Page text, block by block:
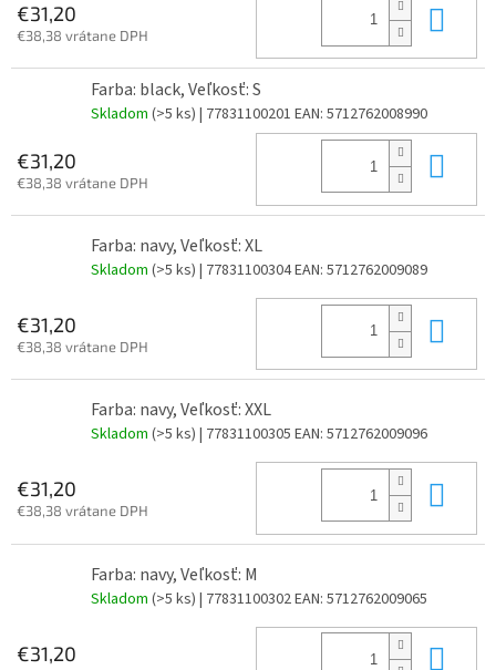
€31,20
€38,38 vrátane DPH
Farba: black, Veľkosť: S
Skladom (>5 ks) | 77831100201 EAN: 5712762008990
€31,20
€38,38 vrátane DPH
Farba: navy, Veľkosť: XL
Skladom (>5 ks) | 77831100304EAN: 5712762009089
€31,20
€38,38 vrátane DPH
Farba: navy, Veľkosť: XXL
Skladom (>5 ks) | 77831100305 EAN: 5712762009096
€31,20
€38,38 vrátane DPH
Farba: navy, Veľkosť: M
Skladom (>5 ks) | 77831100302EAN: 5712762009065
€31,20